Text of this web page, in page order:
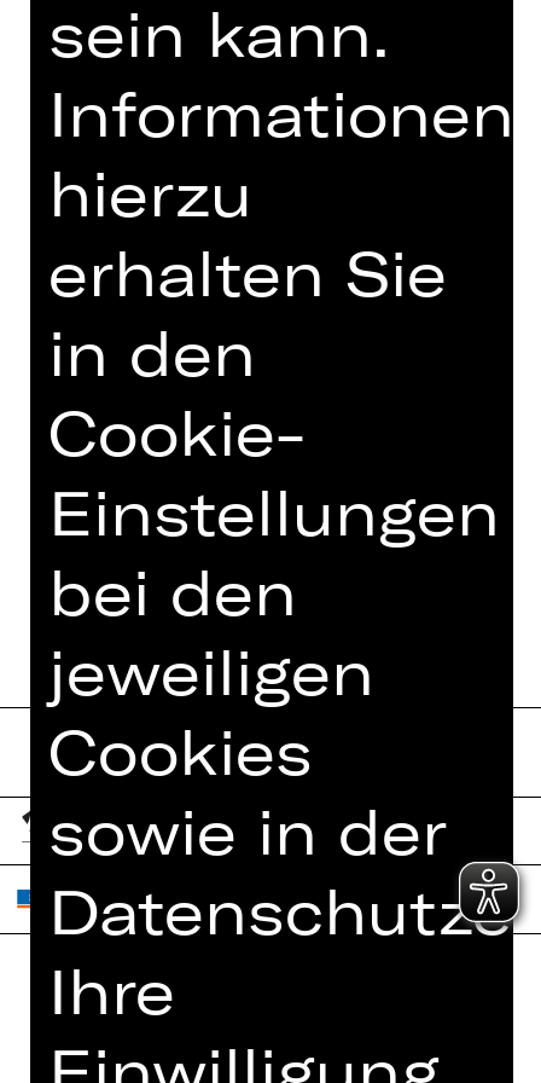
Home
Spielplan
Interner Bereich
sein kann.
Informationen
hierzu
erhalten Sie
in den
Cookie-
Einstellungen
bei den
jeweiligen
Cookies
sowie in der
Ihre